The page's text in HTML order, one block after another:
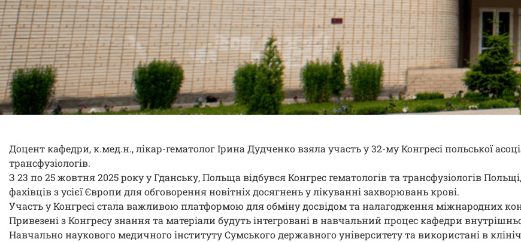
Доцент кафедри, к.мед.н., лікар-гематолог Ірина Дудченко взяла участь у 32-му Конгресі польської
трансфузіологів.
З 23 по 25 жовтня 2025 року у Гданську, Польща відбувся Конгрес гематологів та трансфузіологів
фахівців з усієї Європи для обговорення новітніх досягнень у лікуванні захворювань крові.
Участь у Конгресі стала важливою платформою для обміну досвідом та налагодження міжнародних
Привезені з Конгресу знання та матеріали будуть інтегровані в навчальний процес кафедри
Навчально наукового медичного інституту Сумського державного університету та використані в